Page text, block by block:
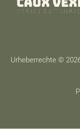
Urheberrechte ©